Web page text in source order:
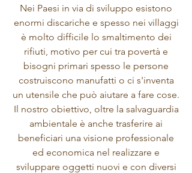
Nei Paesi in via di sviluppo esistono
enormi discariche e spesso nei villaggi
è molto difficile lo smaltimento dei
rifiuti, motivo per cui tra povertà e
bisogni primari spesso le persone
costruiscono manufatti o ci s'inventa
un utensile che può aiutare a fare cose.
Il nostro obiettivo, oltre la salvaguardia
ambientale è anche trasferire ai
beneficiari una visione professionale
ed economica nel realizzare e
sviluppare oggetti nuovi e con diversi